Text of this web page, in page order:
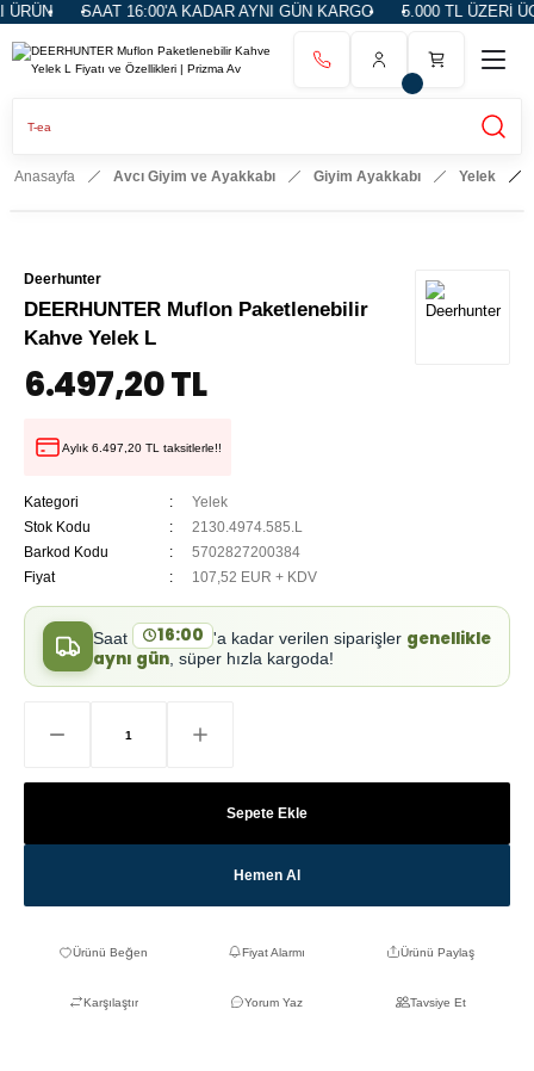
SAAT 16:00'A KADAR AYNI GÜN KARGO 5.000 TL ÜZERİ
Anasayfa Avcı Giyim ve Ayakkabı Giyim Ayakkabı Yelek
Deerhunter
DEERHUNTER Muflon Paketlenebilir
Kahve Yelek L
6.497,20 TL
Aylık 6.497,20 TL taksitlerle!!
Kategori
Yelek
Stok Kodu
2130.4974.585.L
Barkod Kodu
5702827200384
Fiyat
107,52 EUR + KDV
Saat 16:00 'a kadar verilen siparişler genellikle
aynı gün, süper hızla kargoda!
Sepete Ekle
Hemen Al
Fiyat Alarmı Ürünü Paylaş
Karşılaştır Yorum Yaz Tavsiye Et